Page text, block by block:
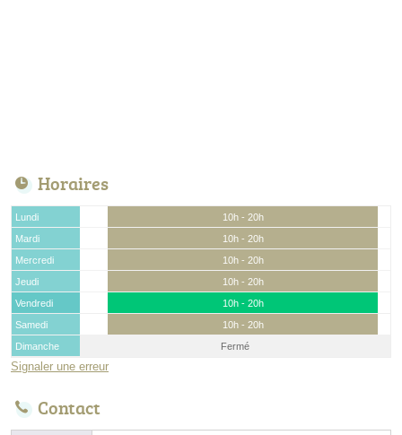
Horaires
Lundi
10h - 20h
Mardi
10h - 20h
Mercredi
10h - 20h
Jeudi
10h - 20h
Vendredi
10h - 20h
Samedi
10h - 20h
Dimanche
Fermé
Signaler une erreur
Contact